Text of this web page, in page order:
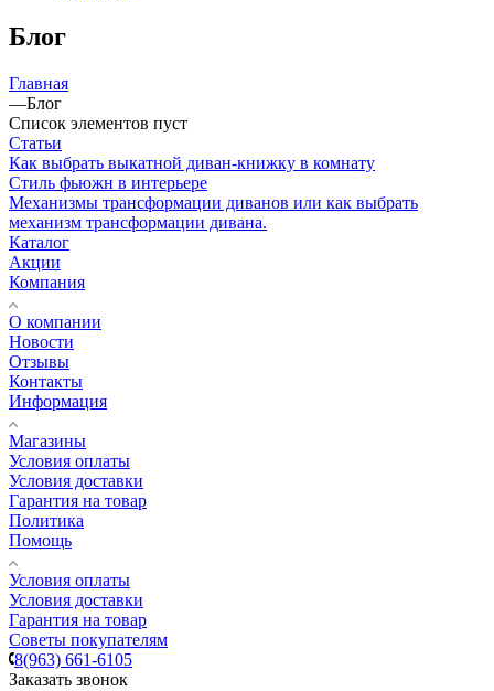
Блог
Главная
—Блог
Список элементов пуст
Статьи
Как выбрать выкатной диван-книжку в комнату
Стиль фьюжн в интерьере
Механизмы трансформации диванов или как выбрать
механизм трансформации дивана.
Каталог
Акции
Компания
О компании
Новости
Отзывы
Контакты
Информация
Магазины
Условия оплаты
Условия доставки
Гарантия на товар
Политика
Помощь
Условия оплаты
Условия доставки
Гарантия на товар
Советы покупателям
8(963) 661-6105
Заказать звонок